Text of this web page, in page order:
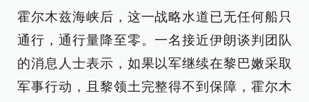
霍尔木兹海峡后，这一战略水道已无任何船只
通行，通行量降至零。一名接近伊朗谈判团队
的消息人士表示，如果以军继续在黎巴嫩采取
军事行动，且黎领土完整得不到保障，霍尔木